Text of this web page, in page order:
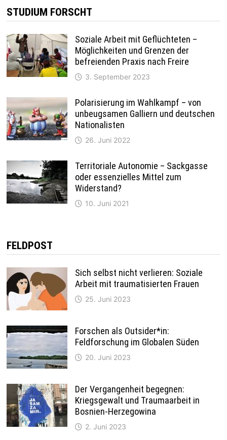
STUDIUM FORSCHT
Soziale Arbeit mit Geflüchteten –
Möglichkeiten und Grenzen der
befreienden Praxis nach Freire
3. September 2023
Polarisierung im Wahlkampf – von
unbeugsamen Galliern und deutschen
Nationalisten
26. Juni 2022
Territoriale Autonomie – Sackgasse
oder essenzielles Mittel zum
Widerstand?
10. Juni 2021
FELDPOST
Sich selbst nicht verlieren: Soziale
Arbeit mit traumatisierten Frauen
25. Juni 2023
Forschen als Outsider*in:
Feldforschung im Globalen Süden
20. Juni 2023
Der Vergangenheit begegnen:
Kriegsgewalt und Traumaarbeit in
Bosnien-Herzegowina
2. Juni 2023